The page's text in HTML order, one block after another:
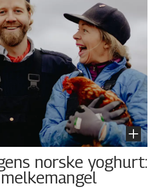
norske yoghurt: